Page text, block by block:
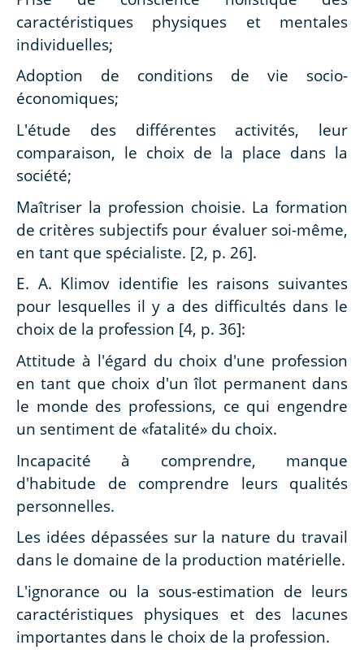
caractéristiques physiques et mentales
individuelles;
Adoption de conditions de vie socio-
économiques;
L'étude des différentes activités, leur
comparaison, le choix de la place dans la
société;
Maîtriser la profession choisie. La formation
de critères subjectifs pour évaluer soi-même,
en tant que spécialiste. [2, p. 26].
E. A. Klimov identifie les raisons suivantes
pour lesquelles il y a des difficultés dans le
choix de la profession [4, p. 36]:
Attitude à l'égard du choix d'une profession
en tant que choix d'un îlot permanent dans
le monde des professions, ce qui engendre
un sentiment de «fatalité» du choix.
Incapacité à comprendre, manque
d'habitude de comprendre leurs qualités
personnelles.
Les idées dépassées sur la nature du travail
dans le domaine de la production matérielle.
L'ignorance ou la sous-estimation de leurs
caractéristiques physiques et des lacunes
importantes dans le choix de la profession.